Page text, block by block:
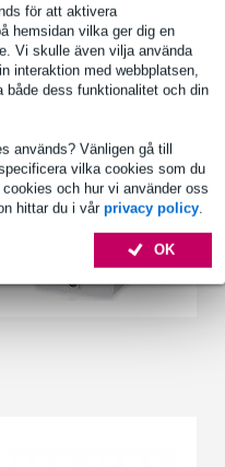
för att aktivera
hemsidan vilka ger dig en
Vi skulle även vilja använda
interaktion med webbplatsen,
både dess funktionalitet och din
används? Vänligen gå till
vilka cookies som du
och hur vi använder oss
hittar du i vår privacy policy.
OK